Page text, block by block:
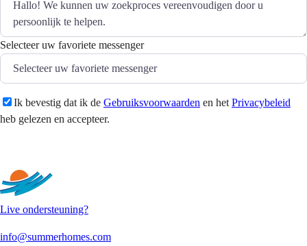
Selecteer uw favoriete messenger
Ik bevestig dat ik de Gebruiksvoorwaarden en het Privacybeleid
heb gelezen en accepteer.
Live ondersteuning?
info@summerhomes.com